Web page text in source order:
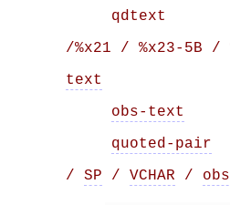
qdtext
/%x21 / %x23-5B /
text
obs-text
quoted-pair
/ SP / VCHAR /